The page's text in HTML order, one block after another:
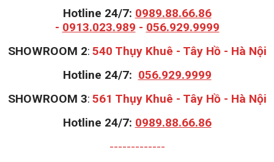
Hotline 24/7: 0989.88.66.86
- 0913.023.989 - 056.929.9999
SHOWROOM 2: 540 Thụy Khuê - Tây Hồ - Hà Nội
Hotline 24/7: 056.929.9999
SHOWROOM 3: 561 Thụy Khuê - Tây Hồ - Hà Nội
Hotline 24/7: 0989.88.66.86
-------------